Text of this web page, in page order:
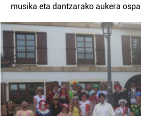
musika eta dantzarako aukera